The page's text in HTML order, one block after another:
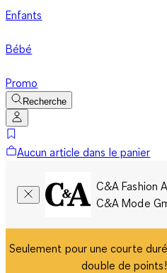
Enfants
Bébé
Promo
Recherche
Aucun article dans le panier
C&A Fashion
C&A Mode
Seulement pour une courte
double de points!